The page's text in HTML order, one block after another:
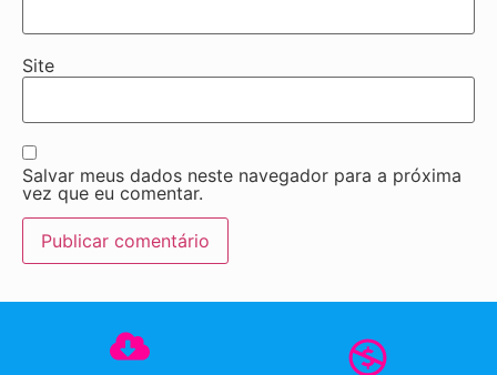
Site
Salvar meus dados neste navegador para a próxima
vez que eu comentar.